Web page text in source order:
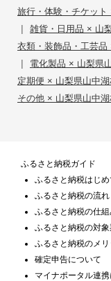
旅行・体験・チケッ
| 雑貨・日用品 × 山
衣類・装飾品・工芸
| 電化製品 × 山梨県
定期便 × 山梨県山中
その他 × 山梨県山中
ふるさと納税ガイド
ふるさと納税はじ
ふるさと納税の流れ
ふるさと納税の仕
ふるさと納税の対象
ふるさと納税のメリ
確定申告について
マイナポータル連